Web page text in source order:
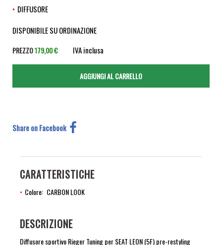
DIFFUSORE
DISPONIBILE SU ORDINAZIONE
PREZZO179,00 € IVA inclusa
Share on Facebook
CARATTERISTICHE
Colore CARBON LOOK
DESCRIZIONE
Diffusore sportivo Rieger Tuning per SEAT LEON (5F) pre-restyling